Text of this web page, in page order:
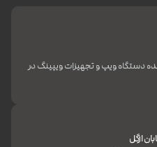
دستگاه ویپ و تجهیزات ویپینگ در
ازگل